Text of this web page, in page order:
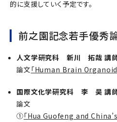
的に支援していく予定です。
前之園記念若手優秀
人文学研究科 新川 拓哉 講
論文 「Human Brain
国際文化学研究科 李 昊 講
論文
①「Hua Guofeng and